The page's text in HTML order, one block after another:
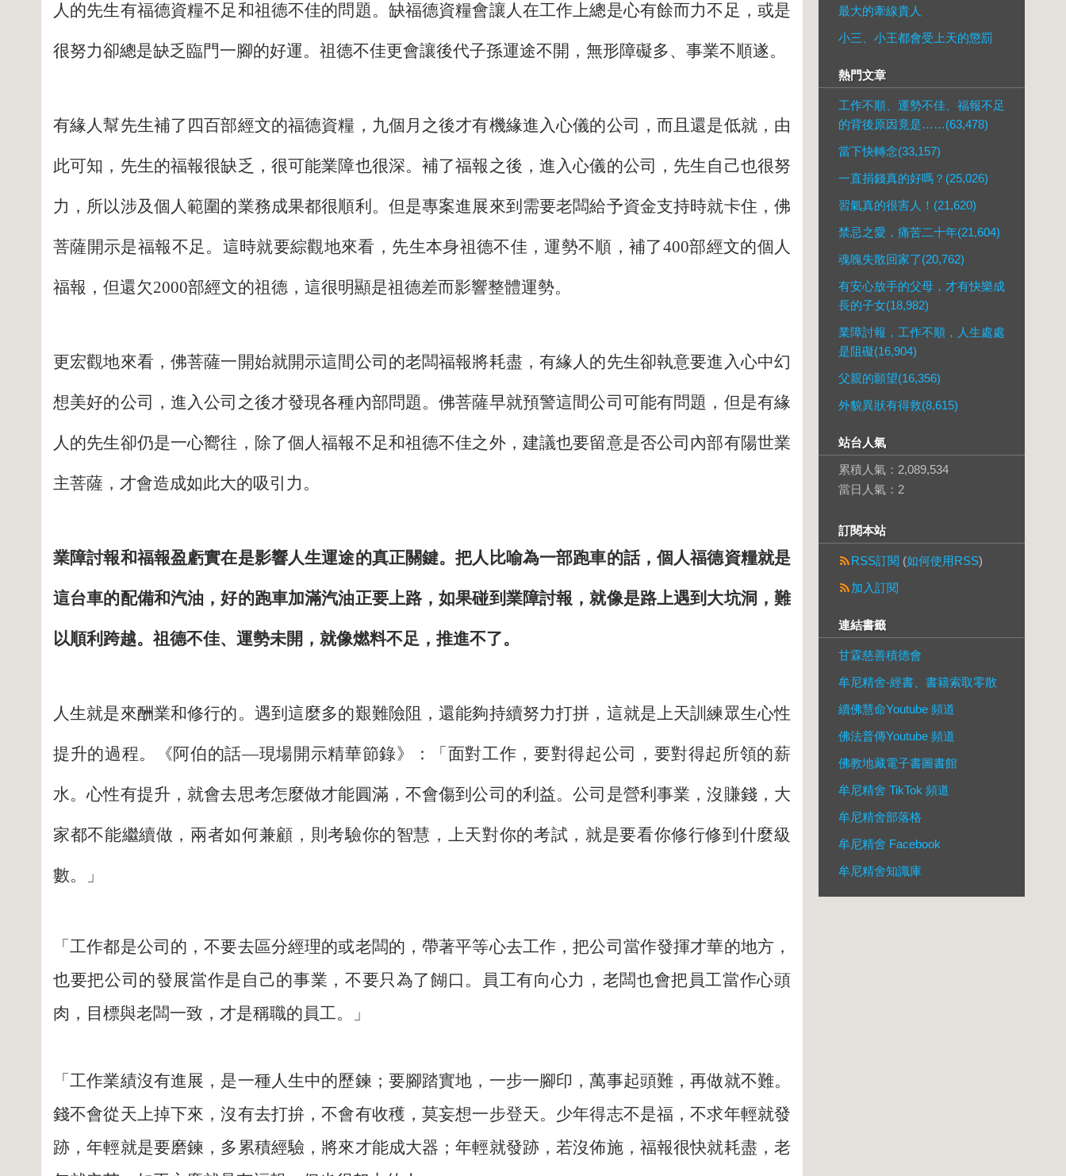
人的先生有福德資糧不足和祖德不佳的問題。缺福德資糧會讓人在工作上總是心有餘而力不足，或是
很努力卻總是缺乏臨門一腳的好運。祖德不佳更會讓後代子孫運途不開，無形障礙多、事業不順遂。
有緣人幫先生補了四百部經文的福德資糧，九個月之後才有機緣進入心儀的公司，而且還是低就，由
此可知，先生的福報很缺乏，很可能業障也很深。補了福報之後，進入心儀的公司，先生自己也很努
力，所以涉及個人範圍的業務成果都很順利。但是專案進展來到需要老闆給予資金支持時就卡住，佛
菩薩開示是福報不足。這時就要綜觀地來看，先生本身祖德不佳，運勢不順，補了400部經文的個人
福報，但還欠2000部經文的祖德，這很明顯是祖德差而影響整體運勢。
更宏觀地來看，佛菩薩一開始就開示這間公司的老闆福報將耗盡，有緣人的先生卻執意要進入心中幻
想美好的公司，進入公司之後才發現各種內部問題。佛菩薩早就預警這間公司可能有問題，但是有緣
人的先生卻仍是一心嚮往，除了個人福報不足和祖德不佳之外，建議也要留意是否公司內部有陽世業
主菩薩，才會造成如此大的吸引力。
業障討報和福報盈虧實在是影響人生運途的真正關鍵。把人比喻為一部跑車的話，個人福德資糧就是
這台車的配備和汽油，好的跑車加滿汽油正要上路，如果碰到業障討報，就像是路上遇到大坑洞，難
以順利跨越。祖德不佳、運勢未開，就像燃料不足，推進不了。
人生就是來酬業和修行的。遇到這麼多的艱難險阻，還能夠持續努力打拼，這就是上天訓練眾生心性
提升的過程。《阿伯的話—現場開示精華節錄》 ： 「面對工作，要對得起公司，要對得起所領的薪
水。心性有提升，就會去思考怎麼做才能圓滿，不會傷到公司的利益。公司是營利事業，沒賺錢，大
家都不能繼續做，兩者如何兼顧，則考驗你的智慧，上天對你的考試，就是要看你修行修到什麼級
數。」
「工作都是公司的，不要去區分經理的或老闆的，帶著平等心去工作，把公司當作發揮才華的地方，
也要把公司的發展當作是自己的事業，不要只為了餬口。員工有向心力，老闆也會把員工當作心頭
肉，目標與老闆一致，才是稱職的員工。」
「工作業績沒有進展，是一種人生中的歷鍊；要腳踏實地，一步一腳印，萬事起頭難，再做就不難。
錢不會從天上掉下來，沒有去打拚，不會有收穫，莫妄想一步登天。少年得志不是福，不求年輕就發
跡，年輕就是要磨鍊，多累積經驗，將來才能成大器；年輕就發跡，若沒佈施，福報很快就耗盡，老
最大的牽線貴人
小三、小王都會受上天的懲罰
熱門文章
工作不順、運勢不佳、福報不足
的背後原因竟是……(63,478)
當下快轉念(33,157)
一直捐錢真的好嗎？(25,026)
習氣真的很害人！(21,620)
禁忌之愛，痛苦二十年(21,604)
魂魄失散回家了(20,762)
有安心放手的父母，才有快樂成
長的子女(18,982)
業障討報，工作不順，人生處處
是阻礙(16,904)
父親的願望(16,356)
外貌異狀有得救(8,615)
站台人氣
累積人氣： 2,089,534
當日人氣： 2
訂閱本站
RSS訂閱 (如何使用RSS)
加入訂閱
連結書籤
甘霖慈善積德會
牟尼精舍-經書、書籍索取零散
續佛慧命Youtube 頻道
佛法普傳Youtube 頻道
佛教地藏電子書圖書館
牟尼精舍 TikTok 頻道
牟尼精舍部落格
牟尼精舍 Facebook
牟尼精舍知識庫